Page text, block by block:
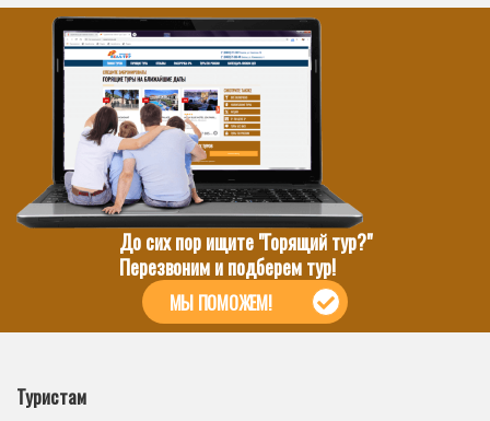
До сих пор ищите "Горящий тур?"
Перезвоним и подберем тур!
МЫ ПОМОЖЕМ!
Туристам